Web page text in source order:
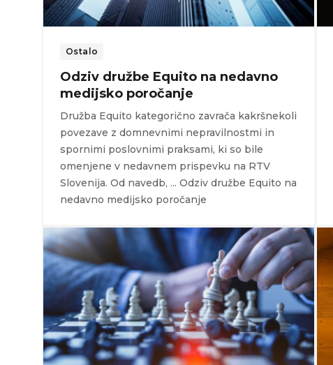
Ostalo
Odziv družbe Equito na nedavno
medijsko poročanje
Družba Equito kategorično zavrača kakršnekoli
povezave z domnevnimi nepravilnostmi in
spornimi poslovnimi praksami, ki so bile
omenjene v nedavnem prispevku na RTV
Slovenija. Od navedb, ... Odziv družbe Equito na
nedavno medijsko poročanje